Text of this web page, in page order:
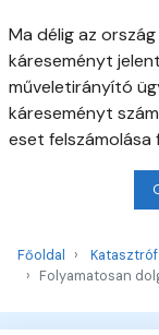
Ma délig az
káreseményt
műveletirányító
káreseményt
eset felszámolása
Főoldal
Folyamatosan